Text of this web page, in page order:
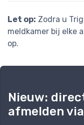
Let op: Zodra u
meldkamer bij elke
op.
Nieuw:
afmelden